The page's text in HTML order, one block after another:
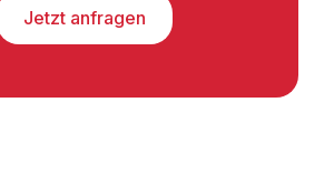
Jetzt anfragen